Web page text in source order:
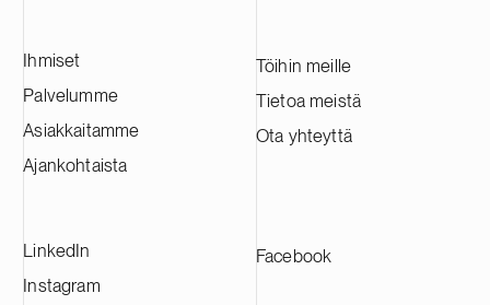
arvioidaan tuottavan vuosittain noin 60
000 tonnia katodiaktiivimateriaalia.
Tehtaasta tulee yksi Euroopan suurimmista
CAM-tuotantolaitoksista, ja se tulee
toimittamaan materiaaleja johtaville
Ihmiset
Palvelumme
Asiakkaitamme
Ajankohtaista
Töihin meille
Tietoa meistä
Ota yhteyttä
LinkedIn
Instagram
Facebook